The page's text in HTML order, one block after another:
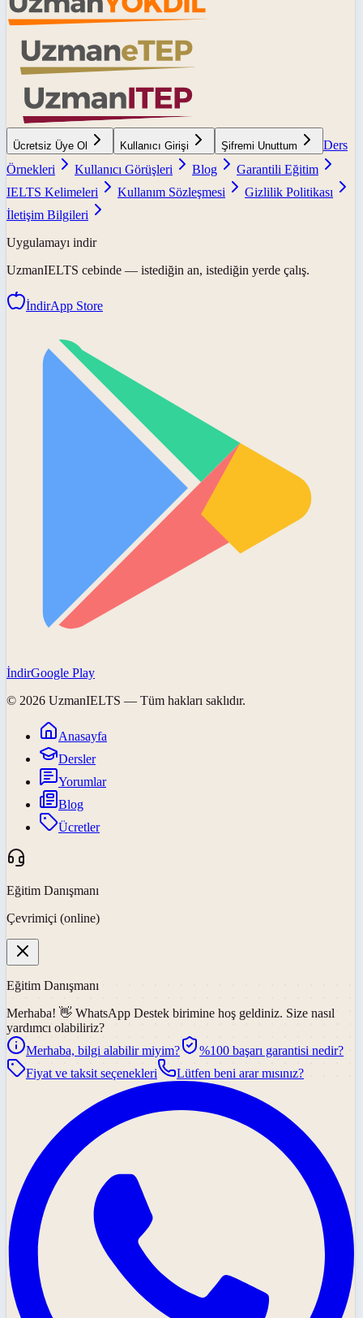
Ücretsiz Üye Ol Kullanıcı Girişi Şifremi Unuttum
Ders
Örnekleri
Kullanıcı Görüşleri Blog
Garantili Eğitim
IELTS Kelimeleri
Kullanım Sözleşmesi
Gizlilik Politikası
İletişim Bilgileri
Uygulamayı indir
UzmanIELTS cebinde — istediğin an, istediğin yerde çalış.
İndirApp Store
İndirGoogle Play
© 2026 UzmanIELTS — Tüm hakları saklıdır.
Anasayfa
Dersler
Yorumlar
Blog
Ücretler
Eğitim Danışmanı
Çevrimiçi (online)
Eğitim Danışmanı
Merhaba! 👋 WhatsApp Destek birimine hoş geldiniz. Size nasıl
yardımcı olabiliriz?
Merhaba, bilgi alabilir miyim?
%100 başarı garantisi nedir?
Fiyat ve taksit seçenekleri
Lütfen beni arar mısınız?